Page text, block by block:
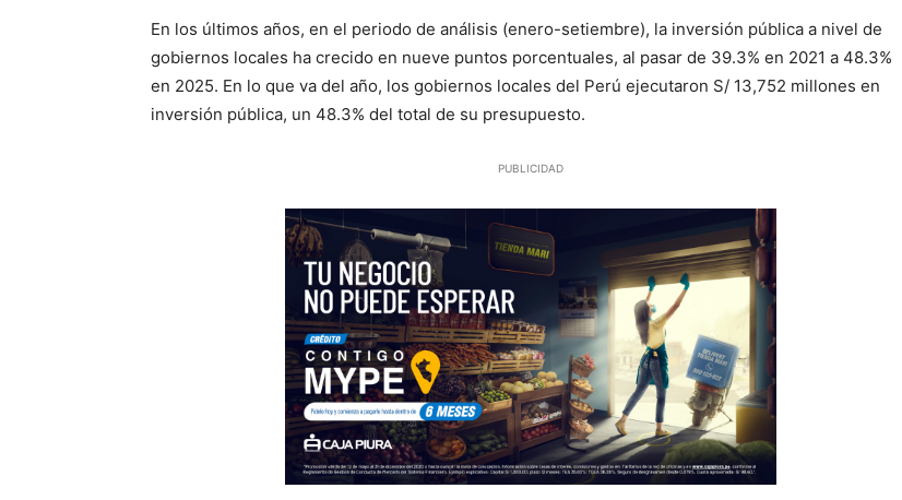
En los últimos años, en el periodo de análisis (enero-setiembre), la inversión pública a nivel de
gobiernos locales ha crecido en nueve puntos porcentuales, al pasar de 39.3% en 2021 a 48.3%
en 2025. En lo que va del año, los gobiernos locales del Perú ejecutaron S/ 13,752 millones en
inversión pública, un 48.3% del total de su presupuesto.
PUBLICIDAD